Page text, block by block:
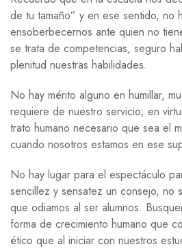
de tu tamaño” y en ese sentido, no
ensoberbecernos ante quien no
se trata de competencias, seguro
plenitud nuestras habilidades.
No hay mérito alguno en humillar,
requiere de nuestro servicio; en
trato humano necesario que sea el
cuando nosotros estamos en ese
No hay lugar para el espectáculo
sencillez y sensatez un consejo, no
que odiamos al ser alumnos.
forma de crecimiento humano que
ético que al iniciar con nuestros